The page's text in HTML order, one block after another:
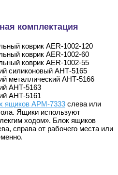
комплектация
коврик AER-1002-120
коврик AER-1002-60
коврик AER-1002-55
силиконовый АНТ-5165
металлический АНТ-5166
АНТ-5163
АНТ-5161
ящиков АРМ-7333 слева или
Ящики используют
ходом». Блок ящиков
справа от рабочего места или